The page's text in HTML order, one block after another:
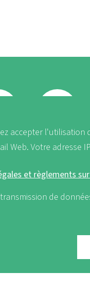
Instagram
accepter l'utilisation
Votre adresse
et règlements
de